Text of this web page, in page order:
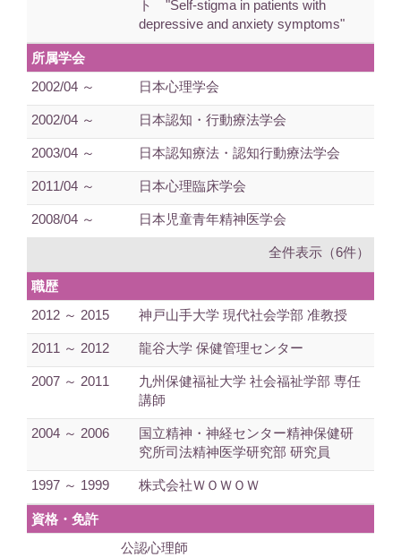
ト "Self-stigma in patients with
depressive and anxiety symptoms"
所属学会
2002/04 ～
日本心理学会
2002/04 ～ 日本認知・行動療法学会
2003/04 ～ 日本認知療法・認知行動療法学会
2011/04 ～ 日本心理臨床学会
2008/04 ～ 日本児童青年精神医学会
全件表示（6件）
職歴
2012 ～ 2015
神戸山手大学 現代社会学部 准教授
2011 ～ 2012 龍谷大学 保健管理センター
2007 ～ 2011
九州保健福祉大学 社会福祉学部 専任
講師
2004 ～ 2006
国立精神・神経センター精神保健研
究所司法精神医学研究部 研究員
1997 ～ 1999 株式会社ＷＯＷＯＷ
資格・免許
公認心理師